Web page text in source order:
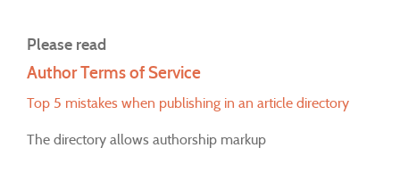
Please read
Author Terms of Service
Top 5 mistakes when publishing in an article directory
The directory allows authorship markup